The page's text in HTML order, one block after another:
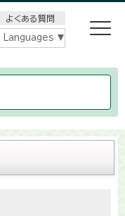
よくある質問
Languages